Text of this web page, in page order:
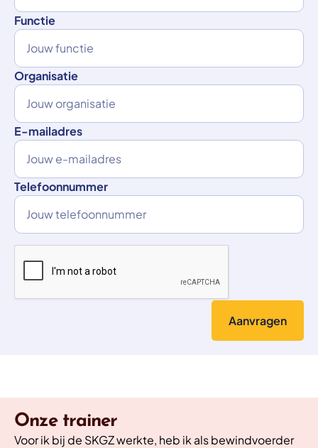
Functie
Organisatie
E-mailadres
Telefoonnummer
Onze trainer
Voor ik bij de SKGZ werkte, heb ik als bewindvoerder